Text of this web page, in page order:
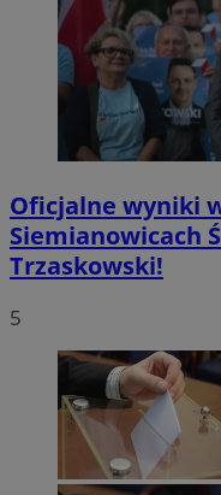
Oficjalne wyniki
Siemianowicach
Trzaskowski!
5